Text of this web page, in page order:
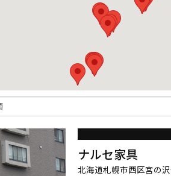
ナルセ家具
北海道札幌市西区宮の